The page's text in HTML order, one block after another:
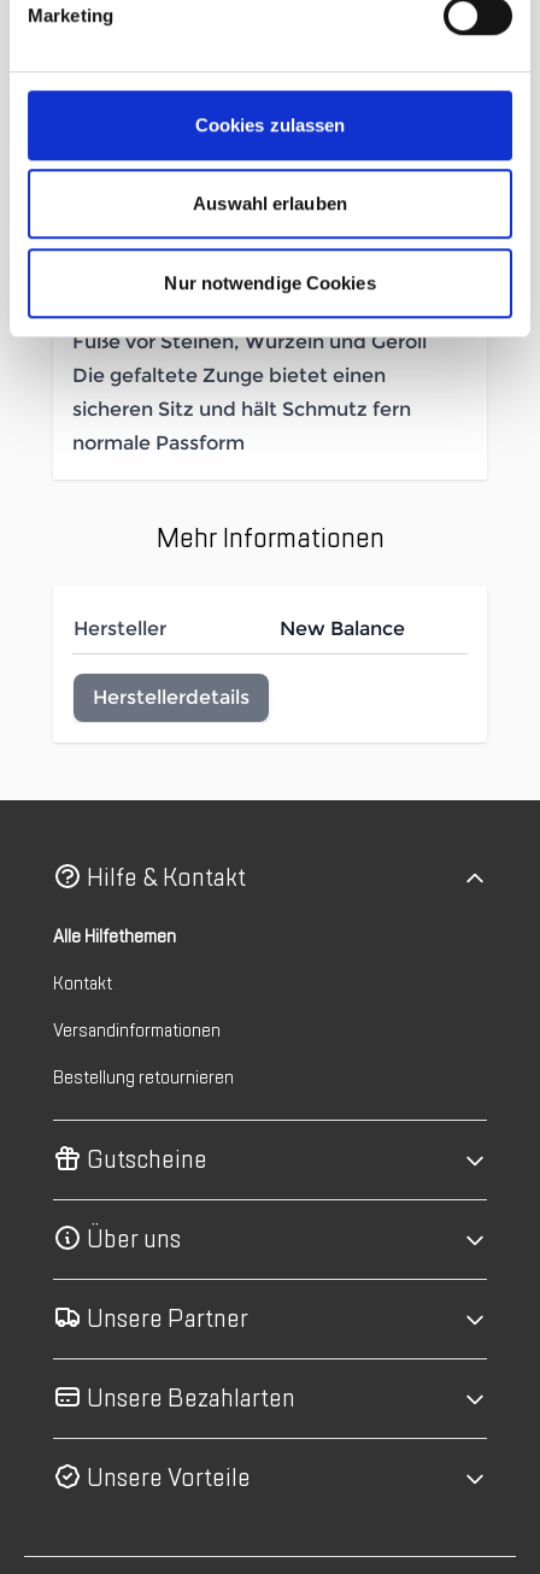
Marketing
Cookies zulassen
Auswahl erlauben
Nur notwendige Cookies
Höchstmaß an Fresh-Foam-Dämpfung
und unvergleichlichen Komfort
Vibram® Megagrip-Profil-Außensohle.
Vibram® ist eine eingetragene Marke von
Vibram S.p.A. Alle Rechte vorbehalten.
Füße vor Steinen, Wurzeln und Geröll
Die gefaltete Zunge bietet einen
sicheren Sitz und hält Schmutz fern
normale Passform
Mehr Informationen
Hersteller New Balance
Herstellerdetails
Hilfe & Kontakt
Alle Hilfethemen
Kontakt
Versandinformationen
Bestellung retournieren
Gutscheine
Über uns
Unsere Partner
Unsere Bezahlarten
Unsere Vorteile